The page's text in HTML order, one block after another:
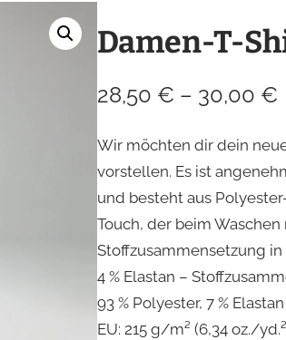
Damen-T-
28,50 € – 30,00 €
Wir möchten dir dein
vorstellen. Es ist
und besteht aus
Touch, der beim Waschen
Stoffzusammensetzung in
4 % Elastan –
93 % Polyester, 7 %
EU: 215 g/m² (6,34 oz./